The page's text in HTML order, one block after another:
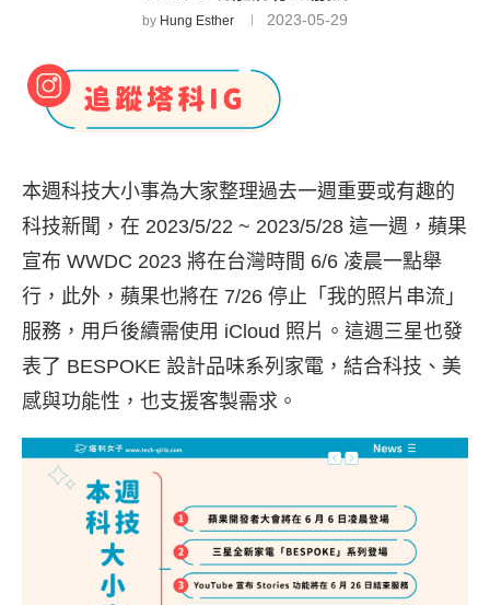
by Hung Esther 2023-05-29
本週科技大小事為大家整理過去一週重要或有趣的
科技新聞，在 2023/5/22 ~ 2023/5/28 這一週，蘋果
宣布 WWDC 2023 將在台灣時間 6/6 凌晨一點舉
行，此外，蘋果也將在 7/26 停止「我的照片串流」
服務，用戶後續需使用 iCloud 照片。這週三星也發
表了 BESPOKE 設計品味系列家電，結合科技、美
感與功能性，也支援客製需求。